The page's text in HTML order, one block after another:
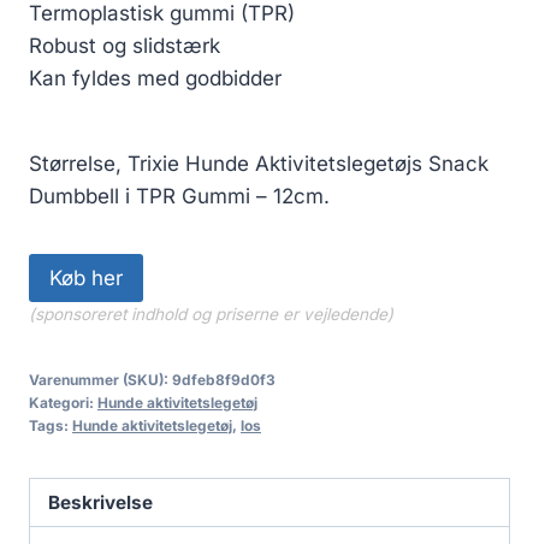
Termoplastisk gummi (TPR)
Robust og slidstærk
Kan fyldes med godbidder
Størrelse, Trixie Hunde Aktivitetslegetøjs Snack
Dumbbell i TPR Gummi – 12cm.
Køb her
(sponsoreret indhold og priserne er vejledende)
Varenummer (SKU): 9dfeb8f9d0f3
Kategori: Hunde aktivitetslegetøj
Tags: Hunde aktivitetslegetøj, los
Beskrivelse